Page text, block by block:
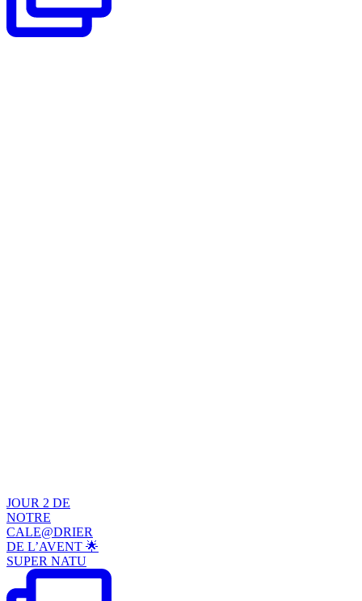
JOUR 2 DE
NOTRE
CALE@DRIER
DE L’AVENT 🌟
SUPER NATU